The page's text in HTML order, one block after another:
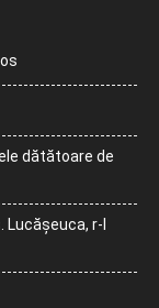
dătătoare de
Lucășeuca, r-l